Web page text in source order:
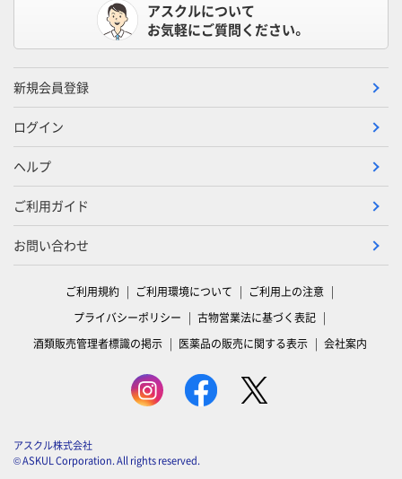
アスクルについて
お気軽にご質問ください。
新規会員登録
ログイン
ヘルプ
ご利用ガイド
お問い合わせ
ご利用規約 ご利用環境について
ご利用上の注意
プライバシーポリシー
古物営業法に基づく表記
酒類販売管理者標識の掲示
医薬品の販売に関する表示 会社案内
アスクル株式会社
© ASKUL Corporation. All rights reserved.